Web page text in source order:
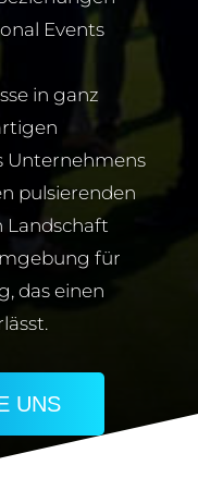
Events
in ganz
Unternehmens
pulsierenden
Landschaft
für
das einen
UNS